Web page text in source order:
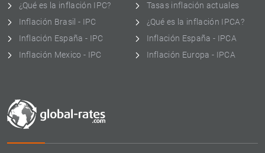
¿Qué es la inflación IPC?
Inflación Brasil - IPC
Inflación España - IPC
Inflación Mexico - IPC
Tasas inflación actuales
¿Qué es la inflación IPCA?
Inflación España - IPCA
Inflación Europa - IPCA